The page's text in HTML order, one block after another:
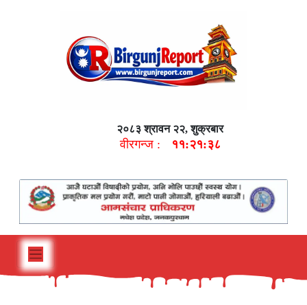
२०८३ श्रावन २२, शुक्रबार
वीरगन्ज : ११:२१:३९